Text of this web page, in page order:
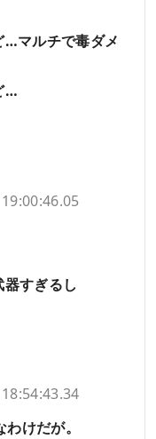
…マルチで毒ダメ
…
すぎるし
けだが。